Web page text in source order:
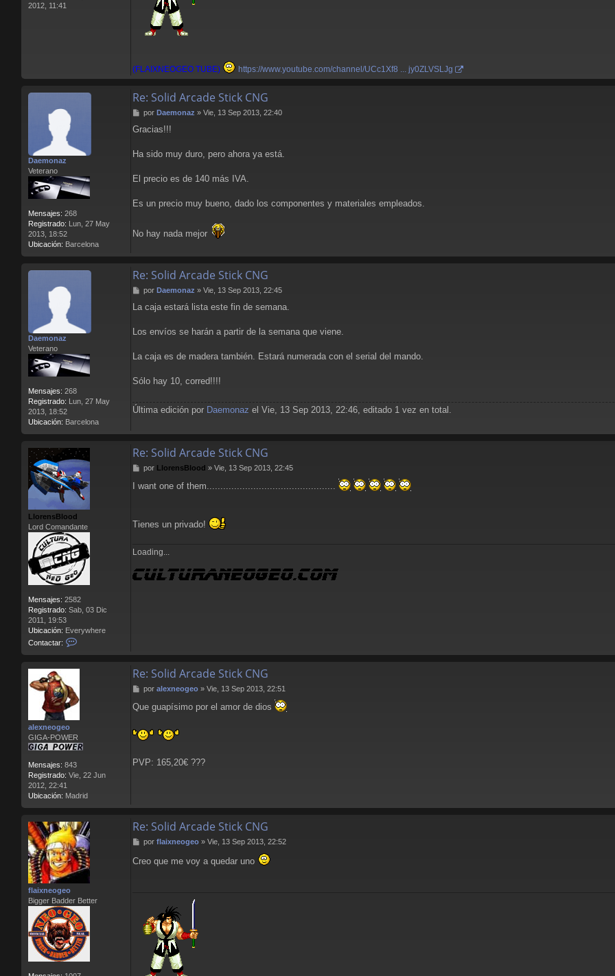
2012, 11:41
(FLAIXNEOGEO TUBE) https://www.youtube.com/channel/UCc1Xf8 ... jy0ZLVSLJg
Daemonaz
Veterano
Mensajes: 268
Registrado: Lun, 27 May
2013, 18:52
Ubicación: Barcelona
Re: Solid Arcade Stick CNG
M
n
a
por Daemonaz » Vie, 13 Sep 2013, 22:40
Gracias!!!
Ha sido muy duro, pero ahora ya está.
El precio es de 140 más IVA.
Es un precio muy bueno, dado los componentes y materiales empleados.
No hay nada mejor
Daemonaz
Veterano
Mensajes: 268
Registrado: Lun, 27 May
2013, 18:52
Ubicación: Barcelona
Re: Solid Arcade Stick CNG
M
n
a
por Daemonaz » Vie, 13 Sep 2013, 22:45
La caja estará lista este fin de semana.
Los envíos se harán a partir de la semana que viene.
La caja es de madera también. Estará numerada con el serial del mando.
Sólo hay 10, corred!!!!
Última edición por Daemonaz el Vie, 13 Sep 2013, 22:46, editado 1 vez en total.
LlorensBlood
Lord Comandante
Mensajes: 2582
Registrado: Sab, 03 Dic
2011, 19:53
Ubicación: Everywhere
Contactar:
t
t
r
l
o
e
s
o
o
d
Re: Solid Arcade Stick CNG
M
n
e
por LlorensBlood » Vie, 13 Sep 2013, 22:45
I want one of them...............................................
Tienes un privado!
Loading...
alexneogeo
GIGA-POWER
Mensajes: 843
Registrado: Vie, 22 Jun
2012, 22:41
Ubicación: Madrid
Re: Solid Arcade Stick CNG
M
n
a
j
por alexneogeo» Vie, 13 Sep 2013, 22:51
Que guapísimo por el amor de dios
PVP: 165,20€ ???
flaixneogeo
Bigger Badder Better
Re: Solid Arcade Stick CNG
M
n
por flaixneogeo» Vie, 13 Sep 2013, 22:52
Creo que me voy a quedar uno